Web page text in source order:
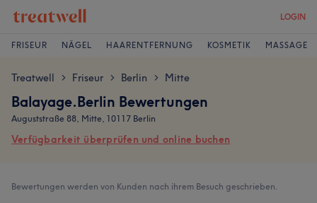
LOGIN
FRISEUR NÄGEL HAARENTFERNUNG KOSMETIK MASSAGE
Treatwell > Friseur > Berlin > Mitte
Balayage.Berlin Bewertungen
Auguststraße 88, Mitte, 10117 Berlin
Verfügbarkeit überprüfen und online buchen
Bewertungen werden von Kunden nach ihrem Besuch geschrieben.